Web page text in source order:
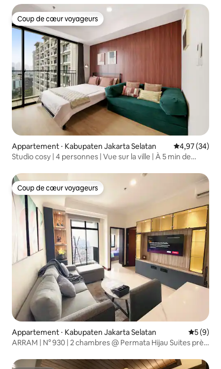
Coup de cœur voyageurs
Coup de cœur voyageurs
Appartement ⋅ Kabupaten Jakarta Selatan Évaluation
4,97 (34)
Studio cosy | 4 personnes | Vue sur la ville | À 5 min de
Coup de cœur voyageurs
Coup de cœur voyageurs
Appartement ⋅ Kabupaten Jakarta Selatan
5 (9)
ARRAM | N° 930 | 2 chambres @ Permata Hijau Suites près